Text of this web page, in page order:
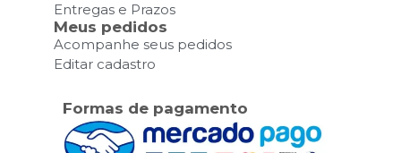
Entregas e Prazos
Meus pedidos
Acompanhe seus pedidos
Editar cadastro
Formas de pagamento